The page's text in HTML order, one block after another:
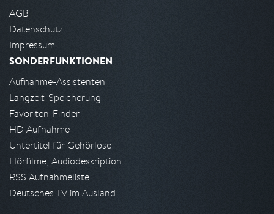
AGB
Datenschutz
Impressum
SONDERFUNKTIONEN
Aufnahme-Assistenten
Langzeit-Speicherung
Favoriten-Finder
HD Aufnahme
Untertitel für Gehörlose
Hörfilme, Audiodeskription
RSS Aufnahmeliste
Deutsches TV im Ausland